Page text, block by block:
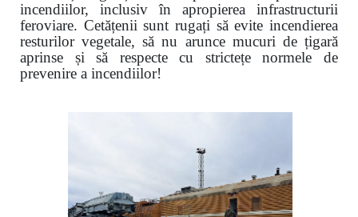
incendiilor, inclusiv în apropierea infrastructurii
feroviare. Cetățenii sunt rugați să evite incendierea
resturilor vegetale, să nu arunce mucuri de țigară
aprinse și să respecte cu strictețe normele de
prevenire a incendiilor!